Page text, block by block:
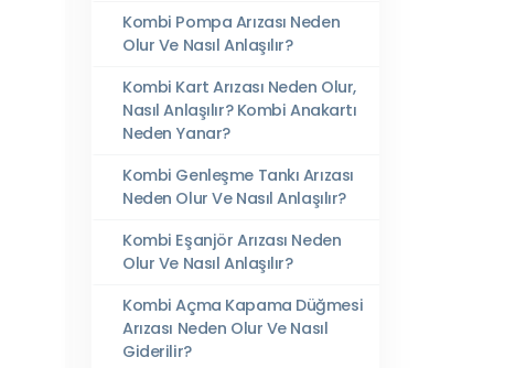
Kombi Pompa Arızası Neden
Olur Ve Nasıl Anlaşılır?
Kombi Kart Arızası Neden Olur,
Nasıl Anlaşılır? Kombi Anakartı
Neden Yanar?
Kombi Genleşme Tankı Arızası
Neden Olur Ve Nasıl Anlaşılır?
Kombi Eşanjör Arızası Neden
Olur Ve Nasıl Anlaşılır?
Kombi Açma Kapama Düğmesi
Arızası Neden Olur Ve Nasıl
Giderilir?